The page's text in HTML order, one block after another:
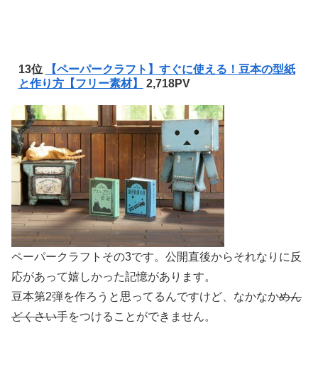
13位
【ペーパークラフト】すぐに使える！豆本の型紙
と作り方【フリー素材】
2,718PV
ペーパークラフトその3です。公開直後からそれなりに反
応があって嬉しかった記憶があります。
豆本第2弾を作ろうと思ってるんですけど、なかなかめん
どくさい手をつけることができません。